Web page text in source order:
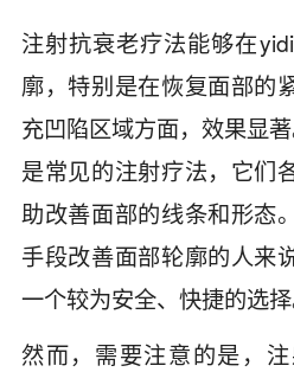
注射抗衰老疗法能够在
廓，特别是在恢复面部的
充凹陷区域方面，效果显
是常见的注射疗法，它们
助改善面部的线条和形态
手段改善面部轮廓的人来
一个较为安全、快捷的选择
然而，需要注意的是，